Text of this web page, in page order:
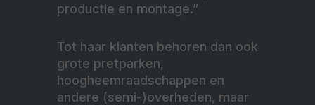
productie en montage.”
Tot haar klanten behoren dan ook
grote pretparken,
hoogheemraadschappen en
andere (semi-)overheden, maar